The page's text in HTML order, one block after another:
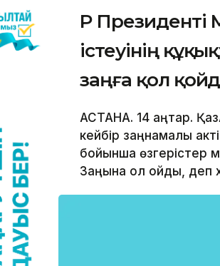
ҚР Президенті
істеуінің
заңға қол
АСТАНА. 14 қаңтар.
кейбір заңнамалық
бойынша өзгерістер
Заңына қол қойды, деп